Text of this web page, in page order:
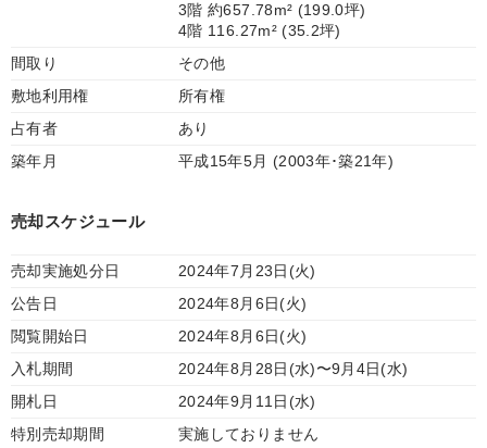
3階 約657.78m² (199.0坪)
4階 116.27m² (35.2坪)
間取り
その他
敷地利用権
所有権
占有者
あり
築年月
平成15年5月 (2003年･築21年)
売却スケジュール
売却実施処分日
2024年7月23日(火)
公告日
2024年8月6日(火)
閲覧開始日
2024年8月6日(火)
入札期間
2024年8月28日(水)〜9月4日(水)
開札日
2024年9月11日(水)
特別売却期間
実施しておりません